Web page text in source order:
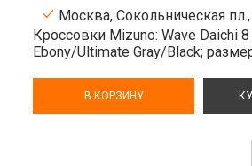
Москва, Сокольническая
Кроссовки Mizuno: Wave Daichi 8
Ebony/Ultimate Gray/Black;
В КОРЗИНУ